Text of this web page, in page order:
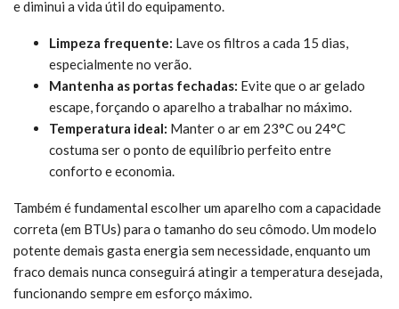
e diminui a vida útil do equipamento.
Limpeza frequente: Lave os filtros a cada 15 dias,
especialmente no verão.
Mantenha as portas fechadas: Evite que o ar gelado
escape, forçando o aparelho a trabalhar no máximo.
Temperatura ideal: Manter o ar em 23°C ou 24°C
costuma ser o ponto de equilíbrio perfeito entre
conforto e economia.
Também é fundamental escolher um aparelho com a capacidade
correta (em BTUs) para o tamanho do seu cômodo. Um modelo
potente demais gasta energia sem necessidade, enquanto um
fraco demais nunca conseguirá atingir a temperatura desejada,
funcionando sempre em esforço máximo.